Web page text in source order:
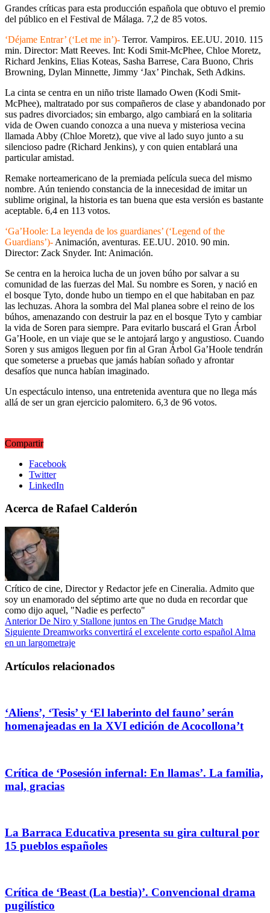
Grandes críticas para esta producción española que obtuvo el premio
del público en el Festival de Málaga. 7,2 de 85 votos.
‘Déjame Entrar’ (‘Let me in’)- Terror. Vampiros. EE.UU. 2010. 115
min. Director: Matt Reeves. Int: Kodi Smit-McPhee, Chloe Moretz,
Richard Jenkins, Elias Koteas, Sasha Barrese, Cara Buono, Chris
Browning, Dylan Minnette, Jimmy ‘Jax’ Pinchak, Seth Adkins.
La cinta se centra en un niño triste llamado Owen (Kodi Smit-
McPhee), maltratado por sus compañeros de clase y abandonado por
sus padres divorciados; sin embargo, algo cambiará en la solitaria
vida de Owen cuando conozca a una nueva y misteriosa vecina
llamada Abby (Chloe Moretz), que vive al lado suyo junto a su
silencioso padre (Richard Jenkins), y con quien entablará una
particular amistad.
Remake norteamericano de la premiada película sueca del mismo
nombre. Aún teniendo constancia de la innecesidad de imitar un
sublime original, la historia es tan buena que esta versión es bastante
aceptable. 6,4 en 113 votos.
‘Ga’Hoole: La leyenda de los guardianes’ (‘Legend of the
Guardians’)- Animación, aventuras. EE.UU. 2010. 90 min.
Director: Zack Snyder. Int: Animación.
Se centra en la heroica lucha de un joven búho por salvar a su
comunidad de las fuerzas del Mal. Su nombre es Soren, y nació en
el bosque Tyto, donde hubo un tiempo en el que habitaban en paz
las lechuzas. Ahora la sombra del Mal planea sobre el reino de los
búhos, amenazando con destruir la paz en el bosque Tyto y cambiar
la vida de Soren para siempre. Para evitarlo buscará el Gran Árbol
Ga’Hoole, en un viaje que se le antojará largo y angustioso. Cuando
Soren y sus amigos lleguen por fin al Gran Árbol Ga’Hoole tendrán
que someterse a pruebas que jamás habían soñado y afrontar
desafíos que nunca habían imaginado.
Un espectáculo intenso, una entretenida aventura que no llega más
allá de ser un gran ejercicio palomitero. 6,3 de 96 votos.
Compartir
Facebook
Twitter
LinkedIn
Acerca de Rafael Calderón
Crítico de cine, Director y Redactor jefe en Cineralia. Admito que
soy un enamorado del séptimo arte que no duda en recordar que
como dijo aquel, "Nadie es perfecto"
AnteriorDe Niro y Stallone juntos en The Grudge Match
Siguiente Dreamworks convertirá el excelente corto español Alma
en un largometraje
Artículos relacionados
‘Aliens’, ‘Tesis’ y ‘El laberinto del fauno’ serán
homenajeadas en la XVI edición de Acocollona’t
Crítica de ‘Posesión infernal: En llamas’. La familia,
mal, gracias
La Barraca Educativa presenta su gira cultural por
15 pueblos españoles
Crítica de ‘Beast (La bestia)’. Convencional drama
pugilístico